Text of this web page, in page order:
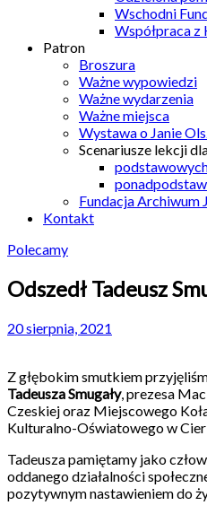
Wschodni
Współpraca z
Patron
Broszura
Ważne wypowiedzi
Ważne wydarzenia
Ważne miejsca
Wystawa o Janie
Scenariusze lekcji
Fundacja Archiwum
Kontakt
Polecamy
Odszedł Tadeusz
20 sierpnia, 2021
Z głębokim smutkiem
Tadeusza Smugały, prezesa
Czeskiej oraz Miejscowego
Kulturalno-Oświatowego w
Tadeusza pamiętamy jako
oddanego działalności
pozytywnym nastawieniem do